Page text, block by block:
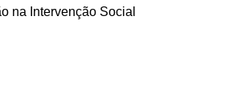
na Intervenção Social